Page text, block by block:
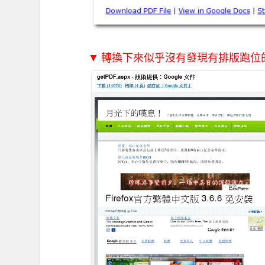
▼ 轉換下來似乎沒有發現有排版跑位